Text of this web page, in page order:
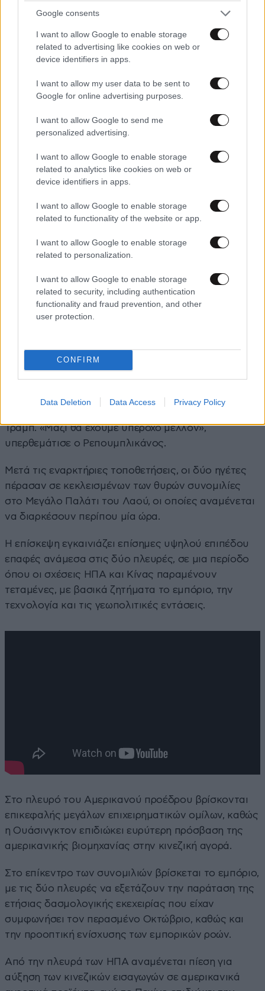
Google consents
I want to allow Google to enable storage
related to advertising like cookies on web or
device identifiers in apps.
I want to allow my user data to be sent to
Google for online advertising purposes.
I want to allow Google to send me
personalized advertising.
I want to allow Google to enable storage
related to analytics like cookies on web or
device identifiers in apps.
I want to allow Google to enable storage
related to functionality of the website or app.
I want to allow Google to enable storage
related to personalization.
I want to allow Google to enable storage
related to security, including authentication
functionality and fraud prevention, and other
user protection.
CONFIRM
Data Deletion Data Access Privacy Policy
επικεντρώνονται στο εμπόριο και στις οικονομικές
σχέσεις των δύο χωρών.
«Είναι τιμή να βρισκόμαστε εδώ», δήλωσε ο
συνάντησης.
Ο Τραμπ υποσχέθηκε στον Κινέζο ομόλογό του ένα
«υπέροχο μέλλον» στη σχέση των ΗΠΑ με την Κίνα,
δυνάμεων.
«Είναι τιμή να βρίσκομαι μαζί σας. Είναι τιμή να είμαι
φίλος σας, κι η σχέση ανάμεσα στην Κίνα και τις
Τραμπ. «Μαζί θα έχουμε υπέροχο μέλλον»,
υπερθεμάτισε ο Ρεπουμπλικάνος.
Μετά τις εναρκτήριες τοποθετήσεις, οι δύο ηγέτες
πέρασαν σε κεκλεισμένων των θυρών συνομιλίες
στο Μεγάλο Παλάτι του Λαού, οι οποίες αναμένεται
να διαρκέσουν περίπου μία ώρα.
Η επίσκεψη εγκαινιάζει επίσημες υψηλού επιπέδου
επαφές ανάμεσα στις δύο πλευρές, σε μια περίοδο
όπου οι σχέσεις ΗΠΑ και Κίνας παραμένουν
τεταμένες, με βασικά ζητήματα το εμπόριο, την
τεχνολογία και τις γεωπολιτικές εντάσεις.
Στο πλευρό του Αμερικανού προέδρου βρίσκονται
επικεφαλής μεγάλων επιχειρηματικών ομίλων, καθώς
η Ουάσινγκτον επιδιώκει ευρύτερη πρόσβαση της
αμερικανικής βιομηχανίας στην κινεζική αγορά.
Στο επίκεντρο των συνομιλιών βρίσκεται το εμπόριο,
με τις δύο πλευρές να εξετάζουν την παράταση της
ετήσιας δασμολογικής εκεχειρίας που είχαν
συμφωνήσει τον περασμένο Οκτώβριο, καθώς και
την προοπτική ενίσχυσης των εμπορικών ροών.
Από την πλευρά των ΗΠΑ αναμένεται πίεση για
αύξηση των κινεζικών εισαγωγών σε αμερικανικά